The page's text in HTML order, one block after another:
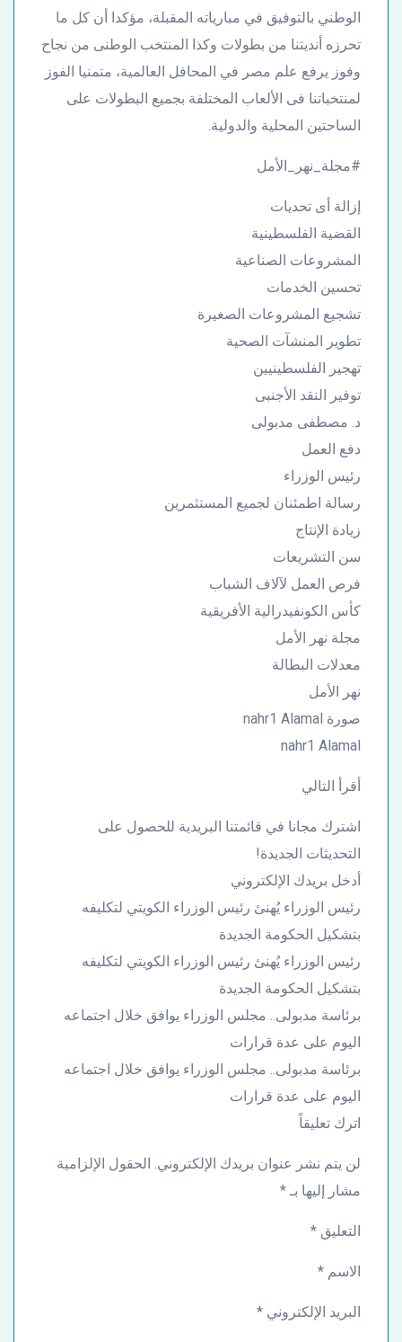
الوطني بالتوفيق في مبارياته المقبلة، مؤكدا أن كل ما
تحرزه أنديتنا من بطولات وكذا المنتخب الوطنى من نجاح
وفوز يرفع علم مصر في المحافل العالمية، متمنيا الفوز
لمنتخباتنا فى الألعاب المختلفة بجميع البطولات على
الساحتين المحلية والدولية.
#مجلة_نهر_الأمل
إزالة أى تحديات
القضية الفلسطينية
المشروعات الصناعية
تحسين الخدمات
تشجيع المشروعات الصغيرة
تطوير المنشآت الصحية
تهجير الفلسطينيين
توفير النقد الأجنبى
د. مصطفى مدبولى
دفع العمل
رئيس الوزراء
رسالة اطمئنان لجميع المستثمرين
زيادة الإنتاج
سن التشريعات
فرص العمل لآلاف الشباب
كأس الكونفيدرالية الأفريقية
مجلة نهر الأمل
معدلات البطالة
نهر الأمل
صورة nahr1 Alamal
nahr1 Alamal
أقرأ التالي
اشترك مجانا في قائمتنا البريدية للحصول على
التحديثات الجديدة!
أدخل بريدك الإلكتروني
رئيس الوزراء يُهنئ رئيس الوزراء الكويتي لتكليفه
بتشكيل الحكومة الجديدة
رئيس الوزراء يُهنئ رئيس الوزراء الكويتي لتكليفه
بتشكيل الحكومة الجديدة
برئاسة مدبولى.. مجلس الوزراء يوافق خلال اجتماعه
اليوم على عدة قرارات
برئاسة مدبولى.. مجلس الوزراء يوافق خلال اجتماعه
اليوم على عدة قرارات
اترك تعليقاً
لن يتم نشر عنوان بريدك الإلكتروني. الحقول الإلزامية
مشار إليها بـ *
التعليق *
الاسم *
البريد الإلكتروني *